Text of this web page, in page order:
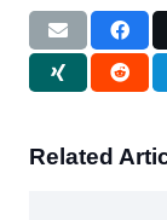
Related